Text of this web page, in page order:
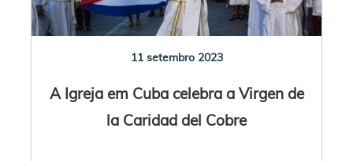
11 setembro 2023
A Igreja em Cuba celebra a Virgen de
la Caridad del Cobre